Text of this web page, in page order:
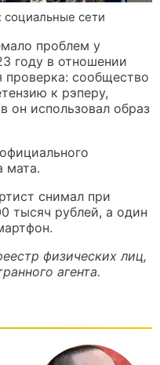
социальные сети
проблем у
году в отношении
проверка: сообщество
к рэперу,
он использовал образ
мата.
снимал при
тысяч рублей, а один
физических лиц,
агента.